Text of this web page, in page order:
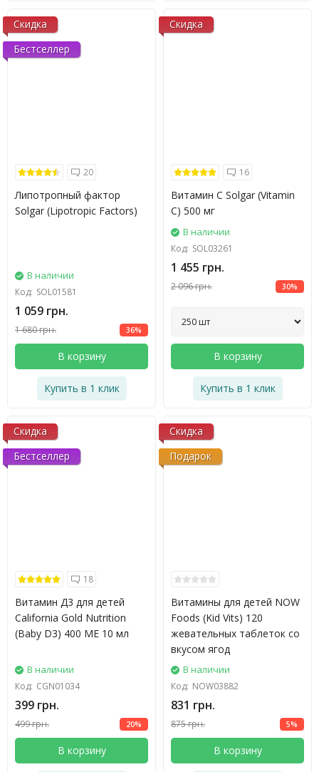
Скидка
Бестселлер
20
Липотропный фактор
Solgar (Lipotropic Factors)
В наличии
Код: SOL01581
1 059 грн.
1 680 грн. 36%
В корзину
Купить в 1 клик
Скидка
16
Витамин С Solgar (Vitamin
C) 500 мг
В наличии
Код: SOL03261
1 455 грн.
2 096 грн. 30%
В корзину
Купить в 1 клик
Скидка
Бестселлер
18
Витамин Д3 для детей
California Gold Nutrition
(Baby D3) 400 МЕ 10 мл
В наличии
Код: CGN01034
399 грн.
499 грн. 20%
В корзину
Скидка
Подарок
Витамины для детей NOW
Foods (Kid Vits) 120
жевательных таблеток со
вкусом ягод
В наличии
Код: NOW03882
831 грн.
875 грн. 5%
В корзину